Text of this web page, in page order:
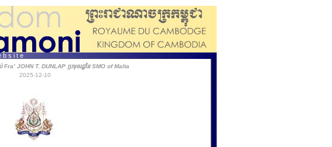
b s i t e
ចាស់ Fra’ JOHN T. DUNLAP ប្រមុខរដ្ឋនៃ SMO of Malta
2025-12-10